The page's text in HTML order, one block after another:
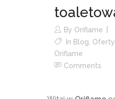
By Oriflame
In Blog
Oriflame
Comments